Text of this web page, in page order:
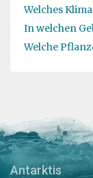
Welches
In welchen
Welche
Antarktis